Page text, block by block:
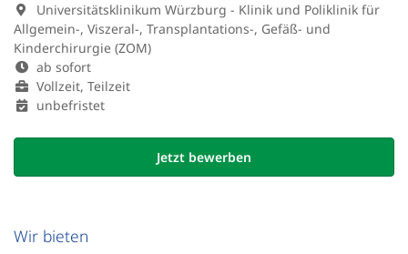
Universitätsklinikum Würzburg - Klinik und Poliklinik für
Allgemein-, Viszeral-, Transplantations-, Gefäß- und
Kinderchirurgie (ZOM)
ab sofort
Vollzeit, Teilzeit
unbefristet
Jetzt bewerben
Wir bieten